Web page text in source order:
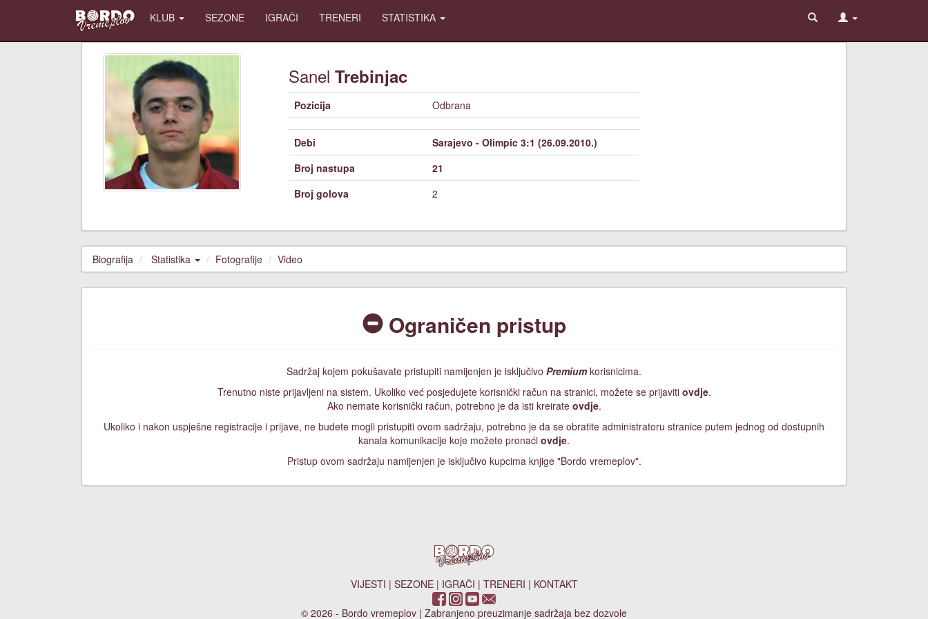
KLUB SEZONE IGRAČI TRENERI STATISTIKA
Sanel Trebinjac
Pozicija Odbrana
Debi
Sarajevo - Olimpic 3:1 (26.09.2010.)
Broj nastupa
21
Broj golova
2
Biografija Statistika Fotografije Video
Ograničen pristup
Sadržaj kojem pokušavate pristupiti namijenjen je isključivo Premiumkorisnicima.
Trenutno niste prijavljeni na sistem. Ukoliko već posjedujete korisnički račun na stranici, možete se prijaviti ovdje.
Ako nemate korisnički račun, potrebno je da isti kreirate ovdje.
Ukoliko i nakon uspješne registracije i prijave, ne budete mogli pristupiti ovom sadržaju, potrebno je da se obratite administratoru stranice putem jednog od dostupnih
kanala komunikacije koje možete pronaći ovdje.
Pristup ovom sadržaju namijenjen je isključivo kupcima knjige "Bordo vremeplov".
VIJESTI | SEZONE| IGRAČI | TRENERI | KONTAKT
© 2026 - Bordo vremeplov | Zabranjeno preuzimanje sadržaja bez dozvole